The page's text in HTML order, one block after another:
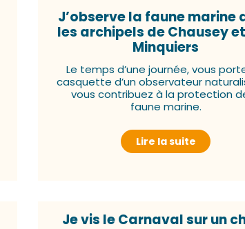
J’observe la faune marine
les archipels de Chausey
Minquiers
Le temps d’une journée, vous
casquette d’un observateur
vous contribuez à la protection
faune marine.
Lire la suite
Je vis le Carnaval sur un